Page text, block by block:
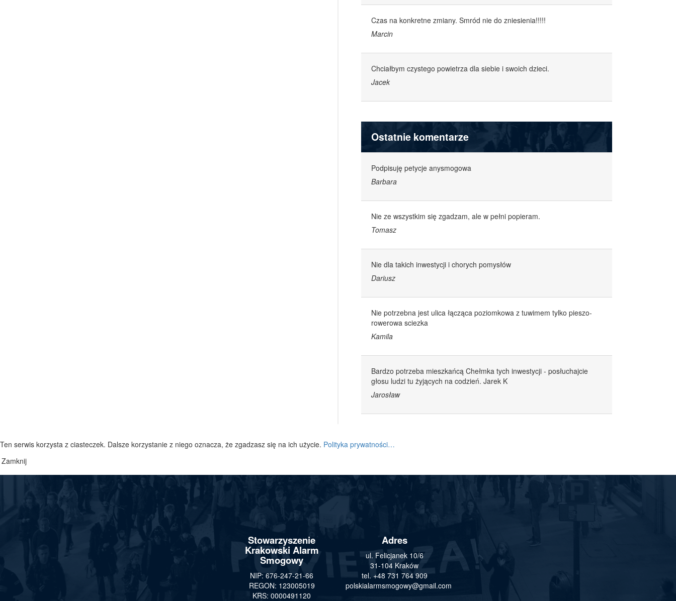
Czas na konkretne zmiany. Smród nie do zniesienia!!!!!
Marcin
Chciałbym czystego powietrza dla siebie i swoich dzieci.
Jacek
Ostatnie komentarze
Podpisuję petycje anysmogowa
Barbara
Nie ze wszystkim się zgadzam, ale w pełni popieram.
Tomasz
Nie dla takich inwestycji i chorych pomysłów
Dariusz
Nie potrzebna jest ulica łącząca poziomkowa z tuwimem tylko pieszo-
rowerowa sciezka
Kamila
Bardzo potrzeba mieszkańcą Chełmka tych inwestycji - posłuchajcie
głosu ludzi tu żyjących na codzień. Jarek K
Jarosław
Ten serwis korzysta z ciasteczek. Dalsze korzystanie z niego oznacza, że zgadzasz się na ich użycie. Polityka prywatności…
Zamknij
Stowarzyszenie
Krakowski Alarm
Smogowy
NIP: 676-247-21-66
REGON: 123005019
KRS: 0000491120
Adres
ul. Felicjanek 10/6
31-104 Kraków
tel. +48 731 764 909
polskialarmsmogowy@gmail.com